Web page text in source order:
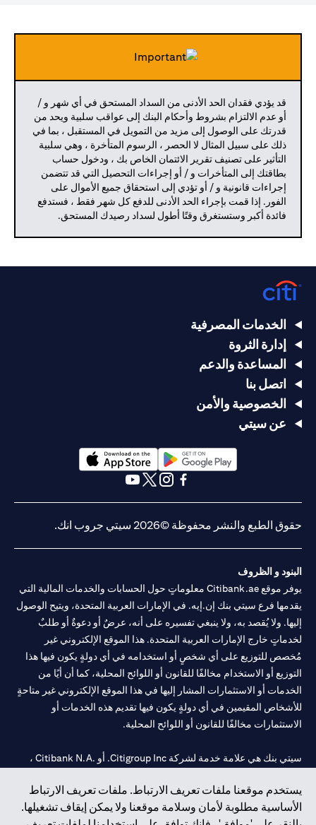
قد يؤدي فقدان الحد الأدنى من السداد المستحق في أي شهر و /
أو عدم الالتزام بشروط وأحكام البنك إلى عواقب سلبية ويحد من
قدرتك على الوصول إلى مزيد من التمويل في المستقبل ، بما في
ذلك على سبيل المثال لا الحصر ، الرسوم المتأخرة ، وهي سلبية
التأثير على تصنيف تقرير الائتمان الخاص بك ، ودخول حساب
بطاقتك إلى المتأخرات و / أو إجراءات التحصيل التي قد تتضمن
إجراءات قانونية و / أو تؤدي إلى استحقاق جميع الأموال على
الفور. إذا قمت بإجراء الحد الأدنى للدفع كل شهر فقط ، فستدفع
فائدة أكبر وستستغرق وقتًا أطول لسداد رصيدك المستحق.
يستخدم موقعنا ملفات تعريف الارتباط. ملفات تعريف الارتباط
الأساسية مطلوبة لأمان وسلامة موقعنا ولا يمكن إيقاف تشغيلها.
الخدمات المصرفية
إدارة الثروة
المساعدة والدعم
اتصل بنا
الخصوصية والأمن
عن سيتي
opens in a new tab
opens in a new tab
حقوق الطبع والنشر محفوظة ©2026 سيتي جروب انك.
البنود و الظروف
يوفر موقع Citibank.ae معلوماتٍ حول الحسابات والخدمات المالية التي
يقدمها فرع سيتي بنك إن.إيه. في الإمارات العربية المتحدة، ويتيح الوصول
إليها. ولا يُقصد به، ولا ينبغي تفسيره على أنه، عرضٌ أو دعوةٌ أو طلبٌ
لخدماتٍ خارج الإمارات العربية المتحدة. هذا الموقع الإلكتروني غير
مُخصص للتوزيع على أي شخصٍ أو استخدامه في أي دولةٍ يكون فيها هذا
التوزيع أو الاستخدام مخالفًا للقانون أو اللوائح المحلية، كما أن أيًا من
الخدمات أو الاستثمارات المشار إليها في هذا الموقع الإلكتروني غير متاحةٍ
للأشخاص المقيمين في أي دولةٍ يكون فيها تقديم هذه الخدمات أو
الاستثمارات مخالفًا للقانون أو اللوائح المحلية.
سيتي بنك هي علامة خدمة لشركة Citigroup Inc. أو .Citibank N.A ،
سيتي بنك إن. إيه. الإمارات مسجل لدى مصرف الإمارات المركزي تحت